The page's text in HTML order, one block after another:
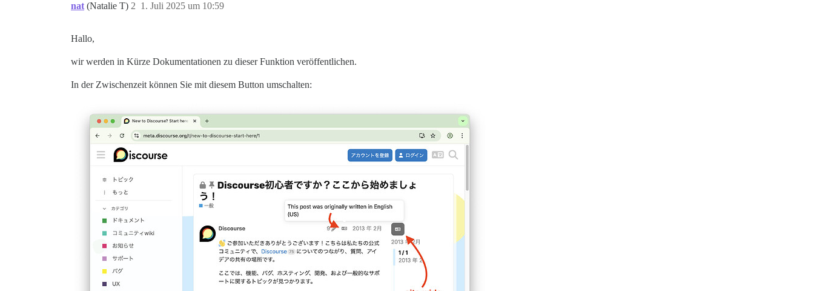
nat (Natalie T) 1. Juli 2025 um 10:59
2
Hallo,
wir werden in Kürze Dokumentationen zu dieser Funktion veröffentlichen.
In der Zwischenzeit können Sie mit diesem Button umschalten: